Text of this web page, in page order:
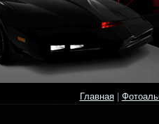
Главная|